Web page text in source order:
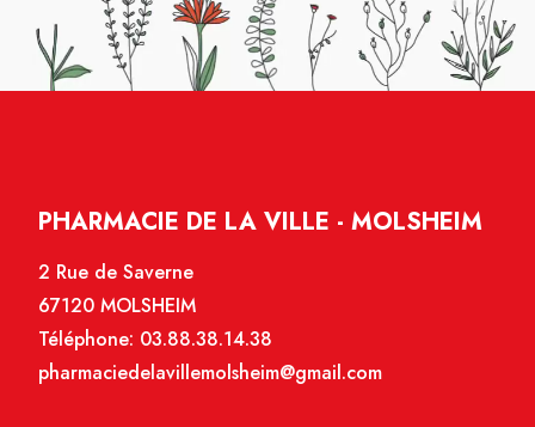
PHARMACIE DE LA VILLE - MOLSHEIM
2 Rue de Saverne
67120 MOLSHEIM
Téléphone: 03.88.38.14.38
pharmaciedelavillemolsheim@gmail.com